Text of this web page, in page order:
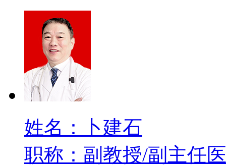
姓名：卜建石
职称：副教授/副主任